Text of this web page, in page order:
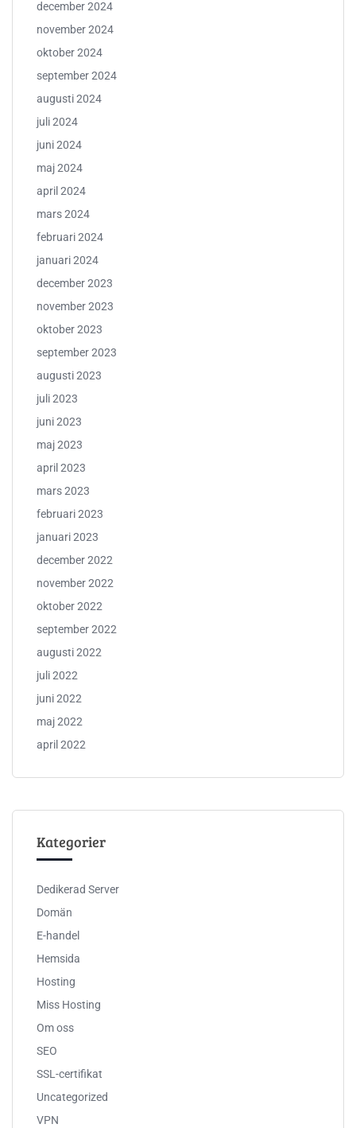
december 2024
november 2024
oktober 2024
september 2024
augusti 2024
juli 2024
juni 2024
maj 2024
april 2024
mars 2024
februari 2024
januari 2024
december 2023
november 2023
oktober 2023
september 2023
augusti 2023
juli 2023
juni 2023
maj 2023
april 2023
mars 2023
februari 2023
januari 2023
december 2022
november 2022
oktober 2022
september 2022
augusti 2022
juli 2022
juni 2022
maj 2022
april 2022
Kategorier
Dedikerad Server
Domän
E-handel
Hemsida
Hosting
Miss Hosting
Om oss
SEO
SSL-certifikat
Uncategorized
VPN